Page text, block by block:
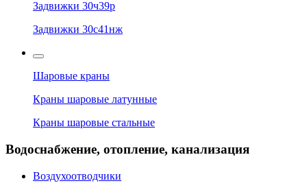
Задвижки 30ч39р
Задвижки 30с41нж
Шаровые краны
Краны шаровые латунные
Краны шаровые стальные
Водоснабжение, отопление, канализация
Воздухоотводчики